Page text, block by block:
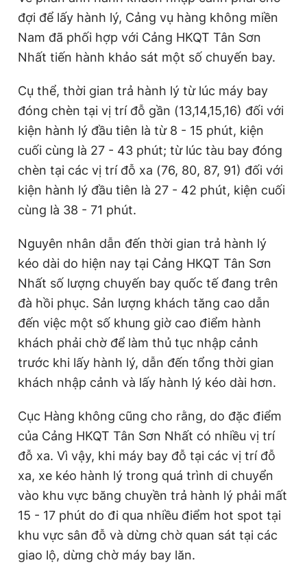
bản. Phát triển bởi ePi Technologies, JSC.
đợi để lấy hành lý, Cảng vụ hàng không miền
Nam đã phối hợp với Cảng HKQT Tân Sơn
Nhất tiến hành khảo sát một số chuyến bay.
Cụ thể, thời gian trả hành lý từ lúc máy bay
đóng chèn tại vị trí đỗ gần (13,14,15,16) đối với
kiện hành lý đầu tiên là từ 8 - 15 phút, kiện
cuối cùng là 27 - 43 phút; từ lúc tàu bay đóng
chèn tại các vị trí đỗ xa (76, 80, 87, 91) đối với
kiện hành lý đầu tiên là 27 - 42 phút, kiện cuối
cùng là 38 - 71 phút.
Nguyên nhân dẫn đến thời gian trả hành lý
kéo dài do hiện nay tại Cảng HKQT Tân Sơn
Nhất số lượng chuyến bay quốc tế đang trên
đà hồi phục. Sản lượng khách tăng cao dẫn
đến việc một số khung giờ cao điểm hành
khách phải chờ để làm thủ tục nhập cảnh
trước khi lấy hành lý, dẫn đến tổng thời gian
khách nhập cảnh và lấy hành lý kéo dài hơn.
Cục Hàng không cũng cho rằng, do đặc điểm
của Cảng HKQT Tân Sơn Nhất có nhiều vị trí
đỗ xa. Vì vậy, khi máy bay đỗ tại các vị trí đỗ
xa, xe kéo hành lý trong quá trình di chuyển
vào khu vực băng chuyền trả hành lý phải mất
15 - 17 phút do đi qua nhiều điểm hot spot tại
khu vực sân đỗ và dừng chờ quan sát tại các
giao lộ, dừng chờ máy bay lăn.